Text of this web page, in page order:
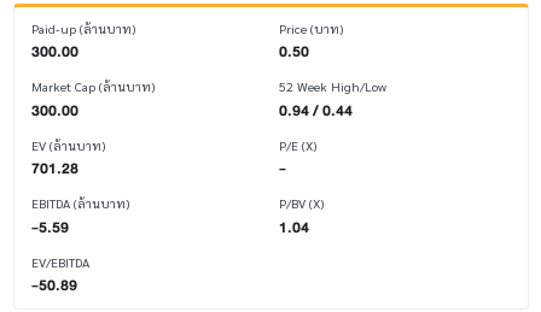
Paid-up (ล้านบาท)
300.00
Market Cap (ล้านบาท)
300.00
EV (ล้านบาท)
701.28
EBITDA (ล้านบาท)
-5.59
EV/EBITDA
-50.89
Price (บาท)
0.50
52 Week High/Low
0.94 / 0.44
P/E (X)
-
P/BV (X)
1.04